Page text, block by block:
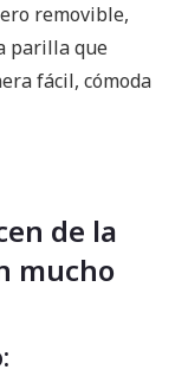
removible,
parilla que
fácil, cómoda
de la
mucho